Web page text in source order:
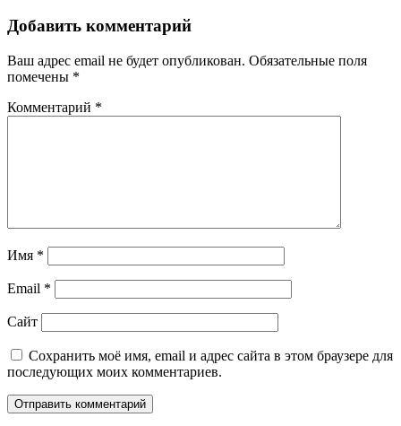
Добавить комментарий
Ваш адрес email не будет опубликован. Обязательные поля
помечены *
Комментарий *
Имя *
Email *
Сайт
Сохранить моё имя, email и адрес сайта в этом браузере для
последующих моих комментариев.